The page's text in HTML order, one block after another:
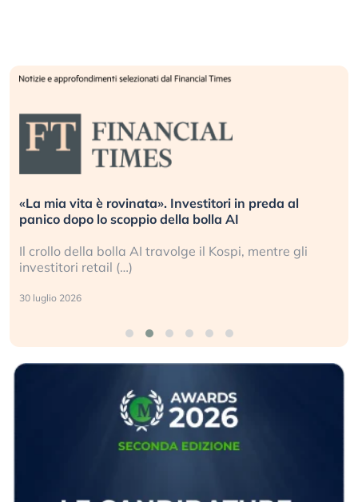
«La mia vita è rovinata». Investitori in preda al
panico dopo lo scoppio della bolla AI
Il crollo della bolla AI travolge il Kospi, mentre gli
investitori retail (…)
30 luglio 2026